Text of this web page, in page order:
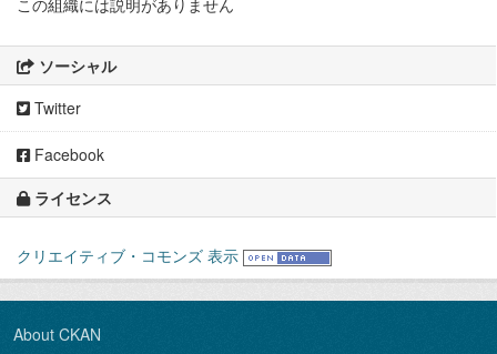
この組織には説明がありません
ソーシャル
Twitter
Facebook
ライセンス
クリエイティブ・コモンズ 表示
About CKAN